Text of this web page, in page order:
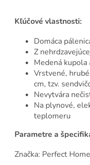
Kľúčové vlastnosti:
Domáca
Z
Medená kupola
Vrstvené,
cm, tzv.
Nevytvára
Na plynové,
teplomeru
Parametre a
Značka: Perfect Home